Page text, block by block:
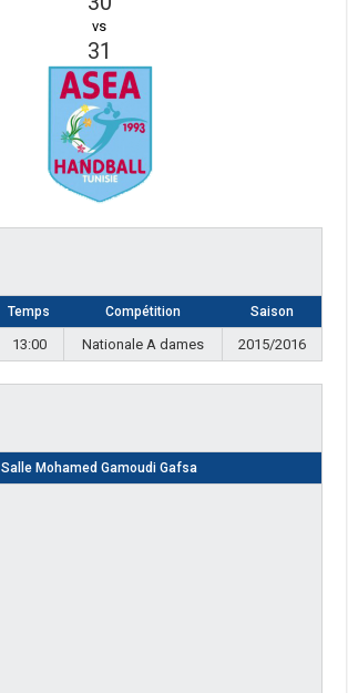
vs
31
Temps Compétition Saison
13:00 Nationale A dames 2015/2016
Salle Mohamed Gamoudi Gafsa